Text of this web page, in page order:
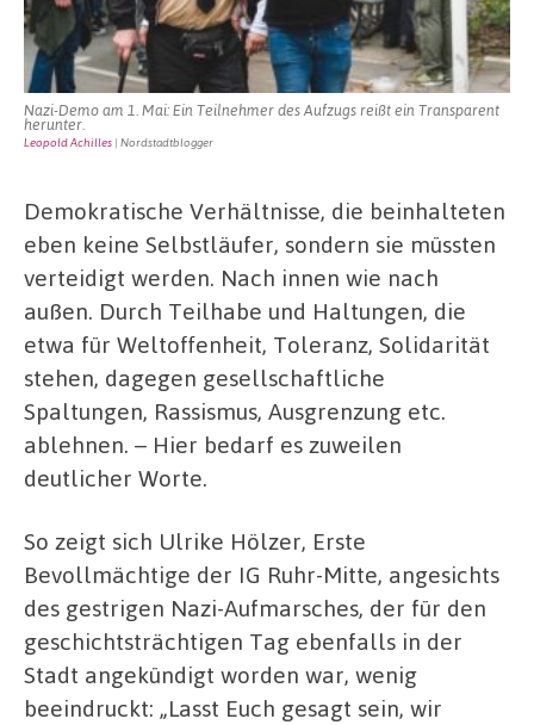
Nazi-Demo am 1. Mai: Ein Teilnehmer des Aufzugs reißt ein Transparent
herunter.
Leopold Achilles | Nordstadtblogger
Demokratische Verhältnisse, die beinhalteten
eben keine Selbstläufer, sondern sie müssten
verteidigt werden. Nach innen wie nach
außen. Durch Teilhabe und Haltungen, die
etwa für Weltoffenheit, Toleranz, Solidarität
stehen, dagegen gesellschaftliche
Spaltungen, Rassismus, Ausgrenzung etc.
ablehnen. – Hier bedarf es zuweilen
deutlicher Worte.
So zeigt sich Ulrike Hölzer, Erste
Bevollmächtige der IG Ruhr-Mitte, angesichts
des gestrigen Nazi-Aufmarsches, der für den
geschichtsträchtigen Tag ebenfalls in der
Stadt angekündigt worden war, wenig
beeindruckt: „Lasst Euch gesagt sein, wir